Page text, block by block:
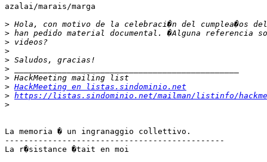
azalai/marais/marga
>
>
>
>
>
>
>
> HackMeeting en listas.sindominio.net
> https://listas.sindominio.net/mailman/listinfo/
>
La memoria � un ingranaggio collettivo.
----------------------------------------------
La r�sistance �tait en moi